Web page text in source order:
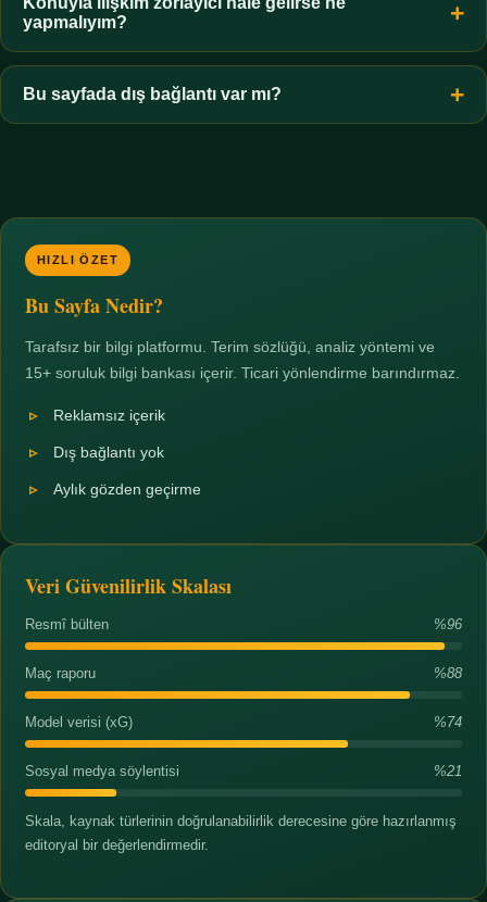
zorunluluktur.
yapmalıyım?
Zaman sınırı koyun, harcadığınız süreyi ölçün ve gerekirse
profesyonel destek alın. Türkiye'de ücretsiz danışma hatları
mevcuttur; yardım istemek güçlü bir adımdır.
Bu sayfada dış bağlantı var mı?
HIZLI ÖZET
Bu Sayfa Nedir?
Tarafsız bir bilgi platformu. Terim sözlüğü, analiz yöntemi ve
15+ soruluk bilgi bankası içerir. Ticari yönlendirme barındırmaz.
Reklamsız içerik
Dış bağlantı yok
Aylık gözden geçirme
Veri Güvenilirlik Skalası
Resmî bülten %96
Maç raporu %88
Model verisi (xG) %74
Sosyal medya söylentisi %21
Skala, kaynak türlerinin doğrulanabilirlik derecesine göre hazırlanmış
editoryal bir değerlendirmedir.